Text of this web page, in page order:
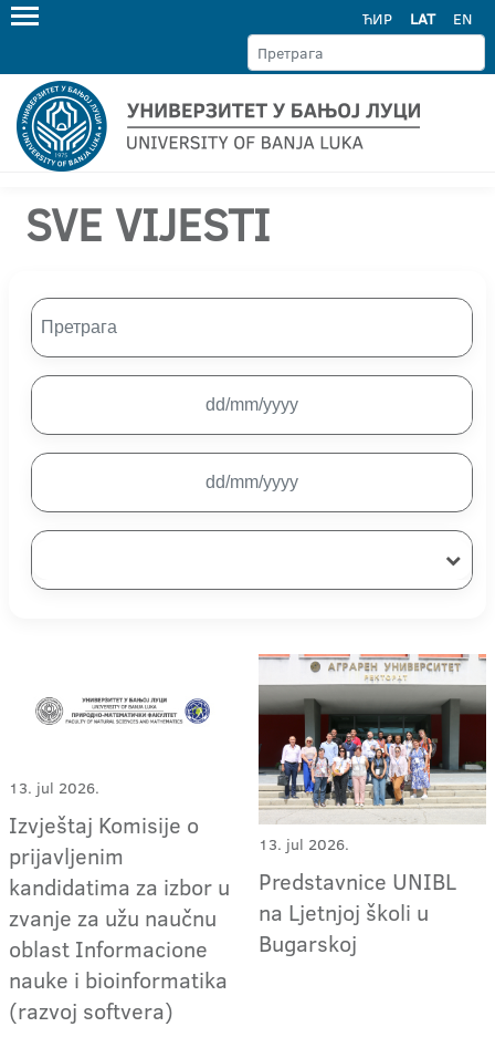
ЋИР LAT EN
SVE VIJESTI
13. jul 2026.
Izvještaj Komisije o
prijavljenim
kandidatima za izbor u
zvanje za užu naučnu
oblast Informacione
nauke i bioinformatika
(razvoj softvera)
13. jul 2026.
Predstavnice UNIBL
na Ljetnjoj školi u
Bugarskoj